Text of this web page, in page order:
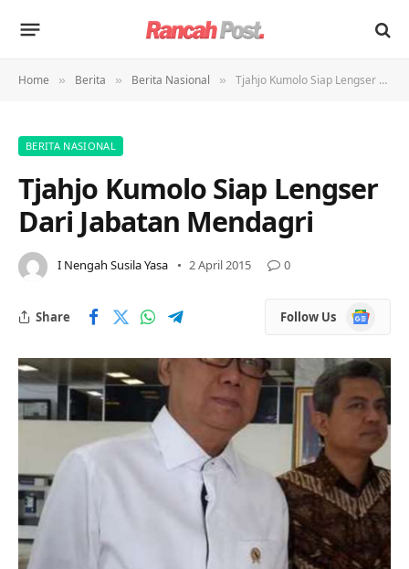
Home » Berita » Berita Nasional » Tjahjo Kumolo Siap Lengser Dari Jabatan Mendagri
BERITA NASIONAL
Tjahjo Kumolo Siap Lengser
Dari Jabatan Mendagri
I Nengah Susila Yasa 2 April 2015 0
Share Follow Us
Google
News